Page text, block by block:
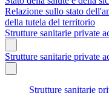
Relazione sullo stato
della tutela del territorio
Strutture sanitarie private
Strutture sanitarie private
Strutture sanitarie